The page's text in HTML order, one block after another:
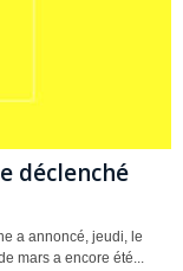
déclenché
a annoncé, jeudi, le
mars a encore été...